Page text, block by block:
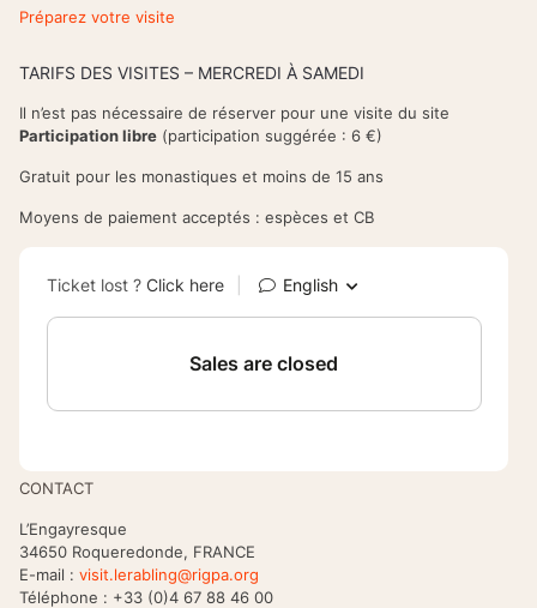
Préparez votre visite
TARIFS DES VISITES – MERCREDI À SAMEDI
Il n’est pas nécessaire de réserver pour une visite du site
Participation libre (participation suggérée : 6 €)
Gratuit pour les monastiques et moins de 15 ans
Moyens de paiement acceptés : espèces et CB
CONTACT
L’Engayresque
34650 Roqueredonde, FRANCE
E-mail : visit.lerabling@rigpa.org
Téléphone : +33 (0)4 67 88 46 00